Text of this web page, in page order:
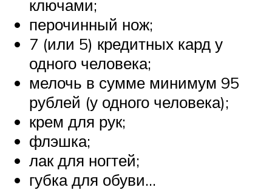
ключами;
перочинный нож;
7 (или 5) кредитных кард у
одного человека;
мелочь в сумме минимум 95
рублей (у одного человека);
крем для рук;
флэшка;
лак для ногтей;
губка для обуви…